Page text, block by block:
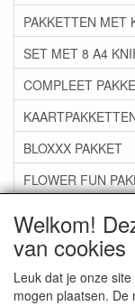
Welkom!
van cookies
Leuk dat je onze
mogen plaatsen. De
PAKKETTEN MET
SET MET 8 A4
COMPLEET
BLOXXX PAKKET
FLOWER FUN
***GROEP 06***
***GROEP 07***
***GROEP 08***